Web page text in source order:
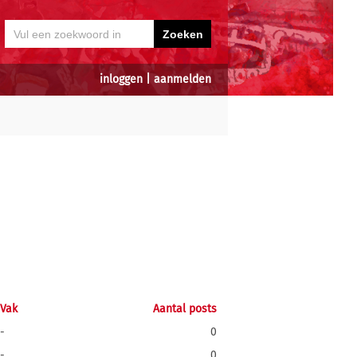
inloggen aanmelden
Vak
Aantal posts
-
0